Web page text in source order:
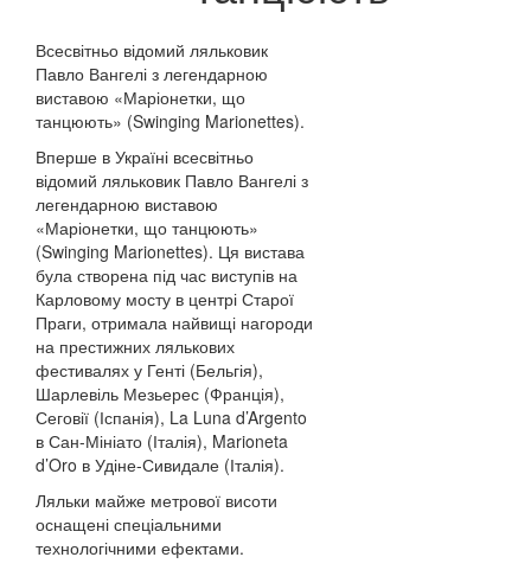
Всесвітньо відомий ляльковик
Павло Вангелі з легендарною
виставою «Маріонетки, що
танцюють» (Swinging Marionettes).
Вперше в Україні всесвітньо
відомий ляльковик Павло Вангелі з
легендарною виставою
«Маріонетки, що танцюють»
(Swinging Marionettes). Ця вистава
була створена під час виступів на
Карловому мосту в центрі Старої
Праги, отримала найвищі нагороди
на престижних лялькових
фестивалях у Генті (Бельгія),
Шарлевіль Мезьерес (Франція),
Сеговії (Іспанія), La Luna d’Argento
в Сан-Мініато (Італія), Marioneta
d’Oro в Удіне-Сивидале (Італія).
Ляльки майже метрової висоти
оснащені спеціальними
технологічними ефектами.